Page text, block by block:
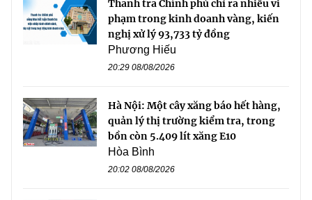
Thanh tra Chính phủ chỉ ra nhiều vi
phạm trong kinh doanh vàng, kiến
nghị xử lý 93,733 tỷ đồng
Phương Hiếu
20:29 08/08/2026
Hà Nội: Một cây xăng báo hết hàng,
quản lý thị trường kiểm tra, trong
bồn còn 5.409 lít xăng E10
Hòa Bình
20:02 08/08/2026